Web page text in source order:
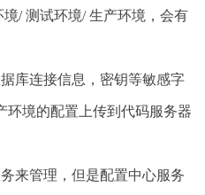
/ 测试环境/ 生产环境，会有
库连接信息，密钥等敏感字
环境的配置上传到代码服务器
来管理，但是配置中心服务